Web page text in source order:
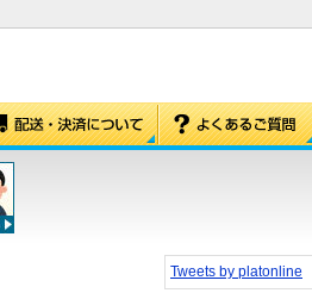
Tweets by platonline